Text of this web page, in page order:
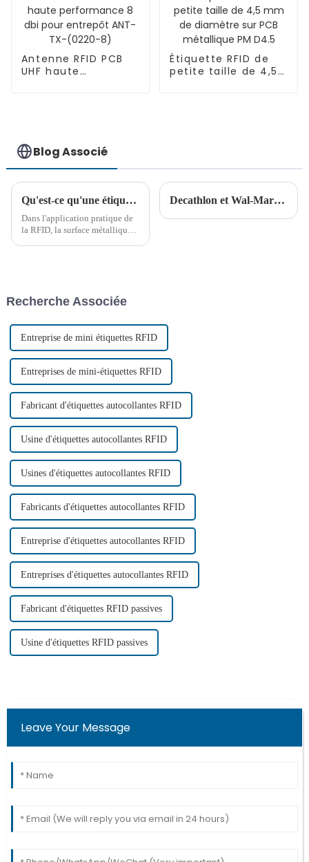
Antenne RFID PCB
UHF haute
Étiquette RFID de
petite taille de 4,5
Blog Associé
Qu'est-ce qu'une étiquette RFID PCB ?
Dans l'application pratique de
la RFID, la surface métallique
Afin de surmonter ce problème,
Decathlon et Wal-Mart ont considérablement réduit leurs coûts et augmenté leur efficacité en s'appuyant sur la RFID !
Recherche Associée
Entreprise de mini étiquettes RFID
Entreprises de mini-étiquettes RFID
Fabricant d'étiquettes autocollantes RFID
Usine d'étiquettes autocollantes RFID
Usines d'étiquettes autocollantes RFID
Fabricants d'étiquettes autocollantes RFID
Entreprise d'étiquettes autocollantes RFID
Entreprises d'étiquettes autocollantes RFID
Fabricant d'étiquettes RFID passives
Usine d'étiquettes RFID passives
Leave Your Message